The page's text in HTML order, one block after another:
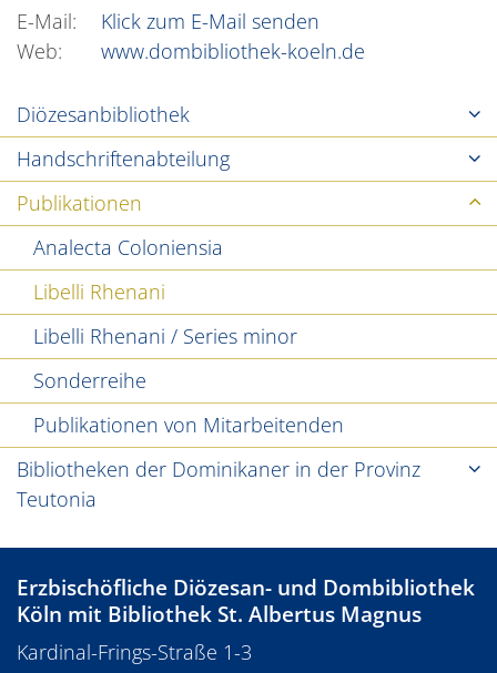
E-Mail:
Klick zum E-Mail senden
Web:
www.dombibliothek-koeln.de
Diözesanbibliothek
Handschriftenabteilung
Publikationen
Analecta Coloniensia
Libelli Rhenani
Libelli Rhenani / Series minor
Sonderreihe
Publikationen von Mitarbeitenden
Bibliotheken der Dominikaner in der Provinz
Teutonia
Erzbischöfliche Diözesan- und Dombibliothek
Köln mit Bibliothek St. Albertus Magnus
Kardinal-Frings-Straße 1-3